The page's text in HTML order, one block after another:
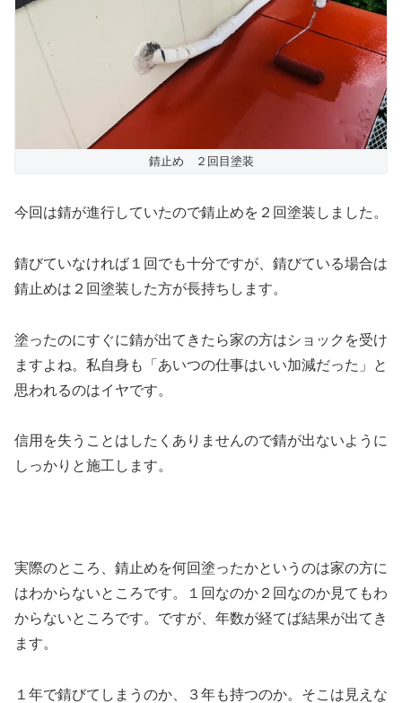
錆止め ２回目塗装
今回は錆が進行していたので錆止めを２回塗装しました。
錆びていなければ１回でも十分ですが、錆びている場合は
錆止めは２回塗装した方が長持ちします。
塗ったのにすぐに錆が出てきたら家の方はショックを受け
ますよね。私自身も「あいつの仕事はいい加減だった」と
思われるのはイヤです。
信用を失うことはしたくありませんので錆が出ないように
しっかりと施工します。
実際のところ、錆止めを何回塗ったかというのは家の方に
はわからないところです。１回なのか２回なのか見てもわ
からないところです。ですが、年数が経てば結果が出てき
ます。
１年で錆びてしまうのか、３年も持つのか。そこは見えな